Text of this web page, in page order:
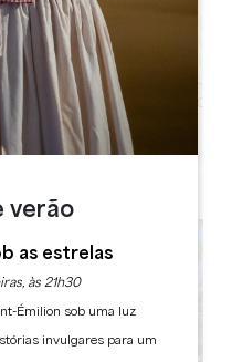
verão
as estrelas
às 21h30
Émilion sob uma luz
invulgares para um